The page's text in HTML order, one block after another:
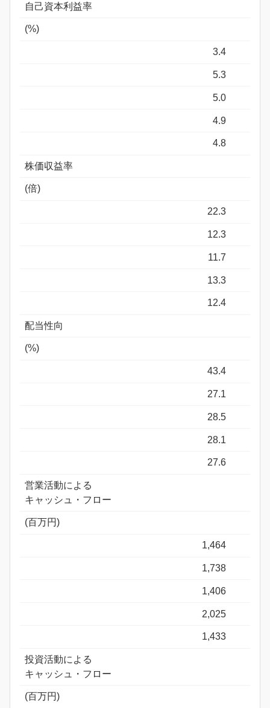
自己資本利益率
(%)
3.4
5.3
5.0
4.9
4.8
株価収益率
(倍)
22.3
12.3
11.7
13.3
12.4
配当性向
(%)
43.4
27.1
28.5
28.1
27.6
営業活動による
キャッシュ・フロー
(百万円)
1,464
1,738
1,406
2,025
1,433
投資活動による
キャッシュ・フロー
(百万円)